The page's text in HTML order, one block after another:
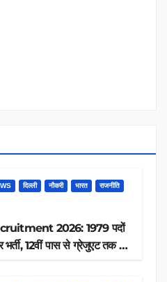
दिल्ली नौकरी भारत राजनीति
2026: 1979 पदों
भर्ती, 12वीं पास से ग्रेजुएट तक करें